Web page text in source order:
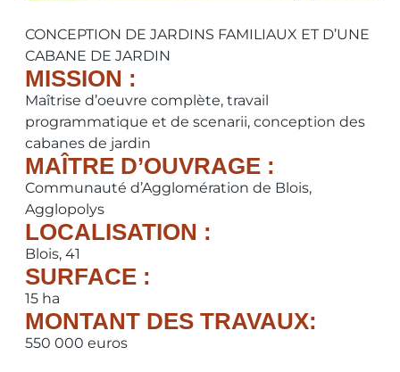
CONCEPTION DE JARDINS FAMILIAUX ET D’UNE
CABANE DE JARDIN
MISSION :
Maîtrise d’oeuvre complète, travail
programmatique et de scenarii, conception des
cabanes de jardin
MAÎTRE D’OUVRAGE :
Communauté d’Agglomération de Blois,
Agglopolys
LOCALISATION :
Blois, 41
SURFACE :
15 ha
MONTANT DES TRAVAUX:
550 000 euros